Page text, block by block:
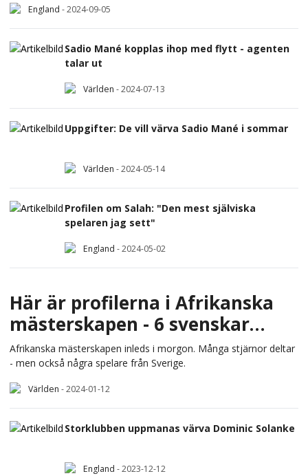
England -2024-09-05
Sadio Mané kopplas ihop med flytt - agenten
talar ut
Världen -2024-07-13
Uppgifter: De vill värva Sadio Mané i sommar
Världen -2024-05-14
Profilen om Salah: "Den mest själviska
spelaren jag sett"
England -2024-05-02
Här är profilerna i Afrikanska
mästerskapen - 6 svenskar
deltar
Afrikanska mästerskapen inleds i morgon. Många stjärnor deltar
- men också några spelare från Sverige.
Världen -2024-01-12
Storklubben uppmanas värva Dominic Solanke
England -2023-12-12